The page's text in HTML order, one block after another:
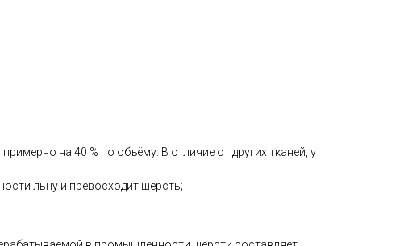
на 40 % по объёму. В отличие от других тканей, у
льну и превосходит шерсть;